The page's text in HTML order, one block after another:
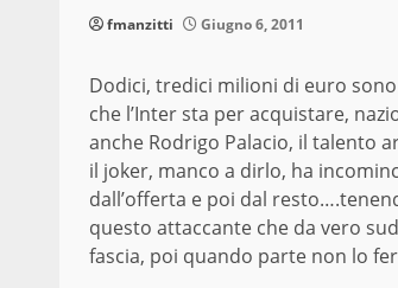
fmanzitti Giugno 6, 2011
Dodici, tredici milioni di euro
che l’Inter sta per acquistare,
anche Rodrigo Palacio, il talento
il joker, manco a dirlo, ha
dall’offerta e poi dal
questo attaccante che da vero
fascia, poi quando parte non lo